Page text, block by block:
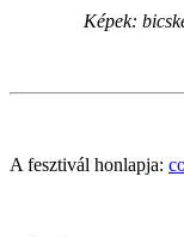
Képek:
A fesztivál honlapja: